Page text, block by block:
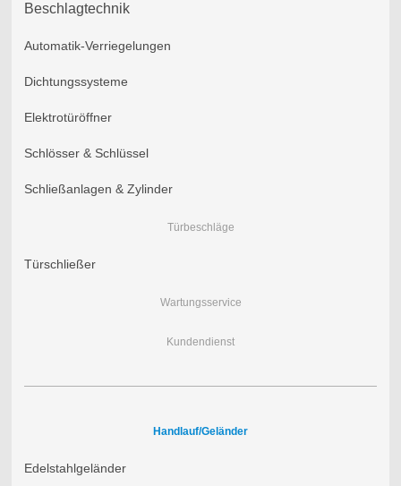
Beschlagtechnik
Automatik-Verriegelungen
Dichtungssysteme
Elektrotüröffner
Schlösser & Schlüssel
Schließanlagen & Zylinder
Türbeschläge
Türschließer
Wartungsservice
Kundendienst
Handlauf/Geländer
Edelstahlgeländer